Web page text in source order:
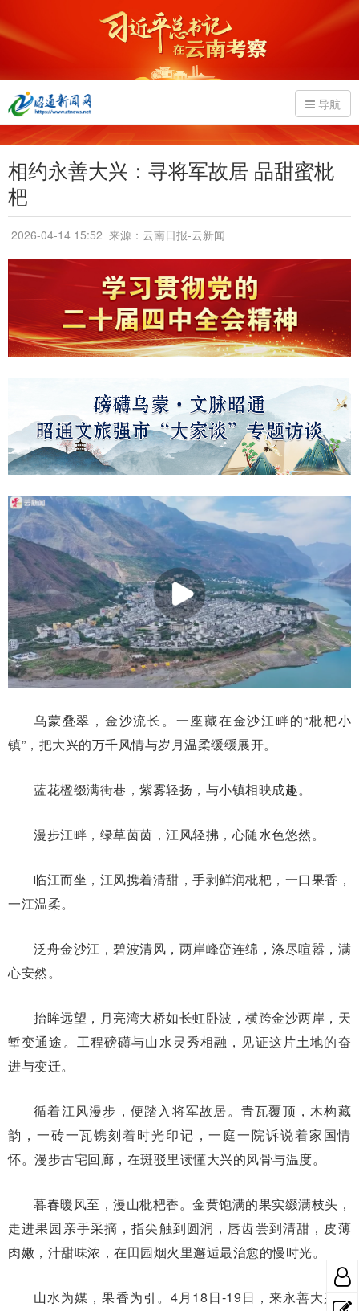
导航
相约永善大兴：寻将军故居 品甜蜜枇
杷
2026-04-14 15:52 来源：云南日报-云新闻
乌蒙叠翠，金沙流长。一座藏在金沙江畔的“枇杷小
镇”，把大兴的万千风情与岁月温柔缓缓展开。
蓝花楹缀满街巷，紫雾轻扬，与小镇相映成趣。
漫步江畔，绿草茵茵，江风轻拂，心随水色悠然。
临江而坐，江风携着清甜，手剥鲜润枇杷，一口果香，
一江温柔。
泛舟金沙江，碧波清风，两岸峰峦连绵，涤尽喧嚣，满
心安然。
抬眸远望，月亮湾大桥如长虹卧波，横跨金沙两岸，天
堑变通途。工程磅礴与山水灵秀相融，见证这片土地的奋
进与变迁。
循着江风漫步，便踏入将军故居。青瓦覆顶，木构藏
韵，一砖一瓦镌刻着时光印记，一庭一院诉说着家国情
怀。漫步古宅回廊，在斑驳里读懂大兴的风骨与温度。
暮春暖风至，漫山枇杷香。金黄饱满的果实缀满枝头，
走进果园亲手采摘，指尖触到圆润，唇齿尝到清甜，皮薄
肉嫩，汁甜味浓，在田园烟火里邂逅最治愈的慢时光。
山水为媒，果香为引。4月18日-19日，来永善大兴，